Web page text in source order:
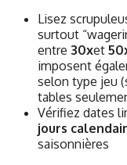
Lisez
surtout
entre 30xet
imposent
selon type jeu
tables
Vérifiez dates
jours
saisonnières